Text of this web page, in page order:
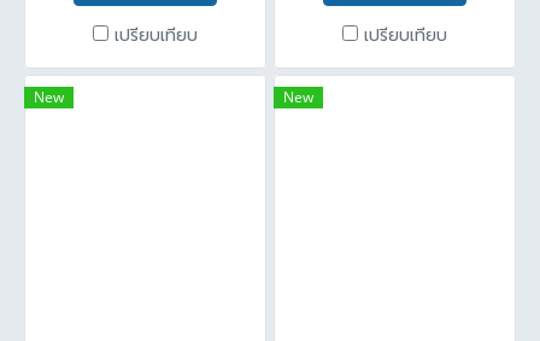
เปรียบเทียบ
เปรียบเทียบ
New New